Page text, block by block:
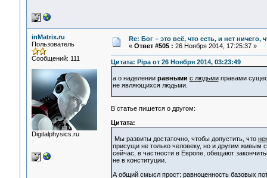
inMatrix.ru
Пользователь
Сообщений: 111
Digitalphysics.ru
Re: Бог – это всё, что есть, и нет
« Ответ #505 : 26 Ноября 2014, 17:25:37 »
Цитата: Pipa от 26 Ноября 2014, 03:23:49
а о наделении равными с людьмиправами
не являющихся людьми.
В статье пишется о другом:
Цитата:
Мы развиты достаточно, чтобы допустить, что
присущи не только человеку, но и другим
сейчас, в частности в Европе, обещают
не в конституции.
А общий смысл прост: равноценность базовых